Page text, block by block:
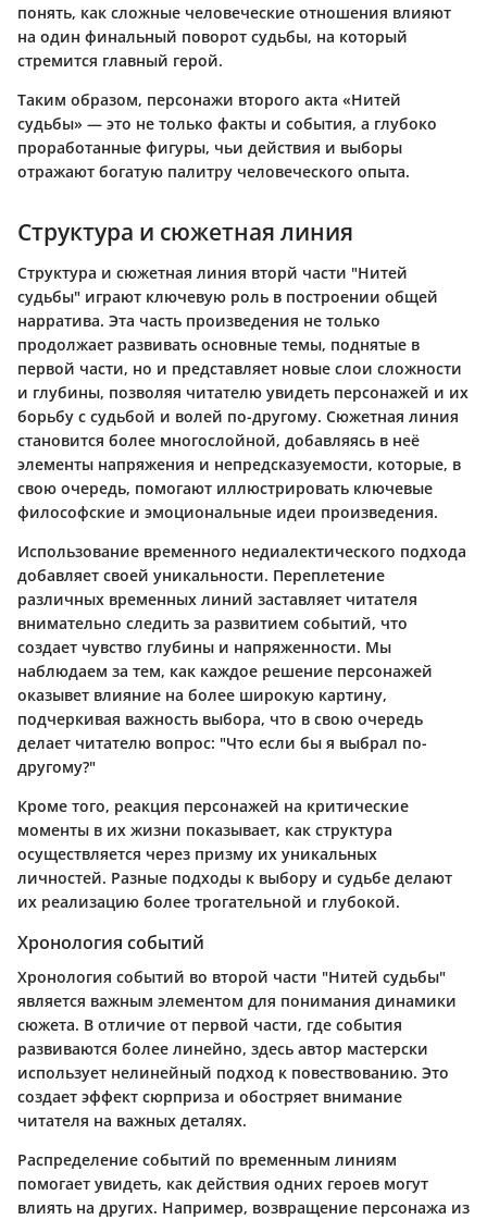
понять, как сложные человеческие отношения влияют
на один финальный поворот судьбы, на который
стремится главный герой.
Таким образом, персонажи второго акта «Нитей
судьбы» — это не только факты и события, а глубоко
проработанные фигуры, чьи действия и выборы
отражают богатую палитру человеческого опыта.
Структура и сюжетная линия
Структура и сюжетная линия вторй части "Нитей
судьбы" играют ключевую роль в построении общей
нарратива. Эта часть произведения не только
продолжает развивать основные темы, поднятые в
первой части, но и представляет новые слои сложности
и глубины, позволяя читателю увидеть персонажей и их
борьбу с судьбой и волей по-другому. Сюжетная линия
становится более многослойной, добавляясь в неё
элементы напряжения и непредсказуемости, которые, в
свою очередь, помогают иллюстрировать ключевые
философские и эмоциональные идеи произведения.
Использование временного недиалектического подхода
добавляет своей уникальности. Переплетение
различных временных линий заставляет читателя
внимательно следить за развитием событий, что
создает чувство глубины и напряженности. Мы
наблюдаем за тем, как каждое решение персонажей
оказывет влияние на более широкую картину,
подчеркивая важность выбора, что в свою очередь
делает читателю вопрос: "Что если бы я выбрал по-
другому?"
Кроме того, реакция персонажей на критические
моменты в их жизни показывает, как структура
осуществляется через призму их уникальных
личностей. Разные подходы к выбору и судьбе делают
их реализацию более трогательной и глубокой.
Хронология событий
Хронология событий во второй части "Нитей судьбы"
является важным элементом для понимания динамики
сюжета. В отличие от первой части, где события
развиваются более линейно, здесь автор мастерски
использует нелинейный подход к повествованию. Это
создает эффект сюрприза и обостряет внимание
читателя на важных деталях.
Распределение событий по временным линиям
помогает увидеть, как действия одних героев могут
влиять на других. Например, возвращение персонажа из